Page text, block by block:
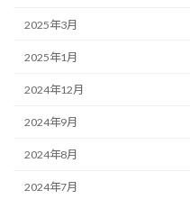
2025年3月
2025年1月
2024年12月
2024年9月
2024年8月
2024年7月